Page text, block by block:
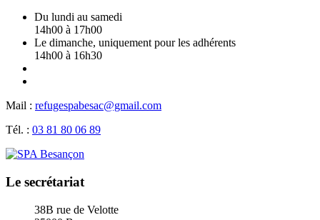
Du lundi au samedi
14h00 à 17h00
Le dimanche, uniquement pour les adhérents
14h00 à 16h30
Mail : refugespabesac@gmail.com
Tél. : 03 81 80 06 89
Le secrétariat
38B rue de Velotte